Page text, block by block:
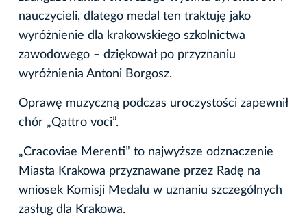
nauczycieli, dlatego medal ten traktuję jako
wyróżnienie dla krakowskiego szkolnictwa
zawodowego – dziękował po przyznaniu
wyróżnienia Antoni Borgosz.
Oprawę muzyczną podczas uroczystości zapewnił
chór „Qattro voci”.
„Cracoviae Merenti” to najwyższe odznaczenie
Miasta Krakowa przyznawane przez Radę na
wniosek Komisji Medalu w uznaniu szczególnych
zasług dla Krakowa.